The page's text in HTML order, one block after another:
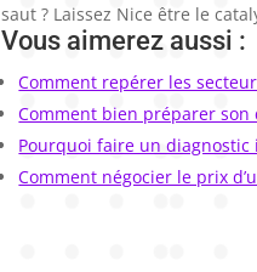
saut ? Laissez Nice être le
Vous aimerez aussi :
Comment repérer les
Comment bien préparer
Pourquoi faire un
Comment négocier le prix